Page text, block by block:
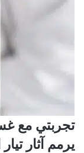
تجربتي مع
يرمم آثار تيار